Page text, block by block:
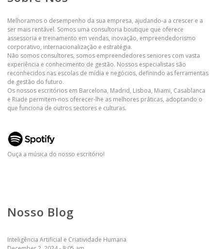
Melhoramos o desempenho da sua empresa, ajudando-a a crescer e a
ser mais rentável. Somos uma consultoria boutique que oferece
assessoria e treinamento em vendas, inovação, empreendedorismo
corporativo, internacionalização e estratégia.
Não somos consultores, somos empreendedores seniores com vasta
experiência e conhecimento de gestão. Nossos especialistas são
reconhecidos nas escolas de mídia e negócios, definindo as ferramentas
de gestão do futuro.
Os nossos escritórios em Barcelona, ​​Madrid, Lisboa, Miami, Casablanca
e Riade permitem-nos oferecer-lhe as melhores práticas, adoptando o
que funciona de outros sectores e culturas.
Ouça a música do nosso escritório!
Nosso Blog
Inteligência Artificial e Criatividade Humana